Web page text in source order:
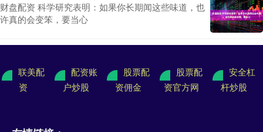
财盘配资 科学研究表明：如果你长期闻这些味道，也
许真的会变笨，要当心
联美配
资
配资账
户炒股
股票配
资佣金
股票配
资官方网
安全杠
杆炒股